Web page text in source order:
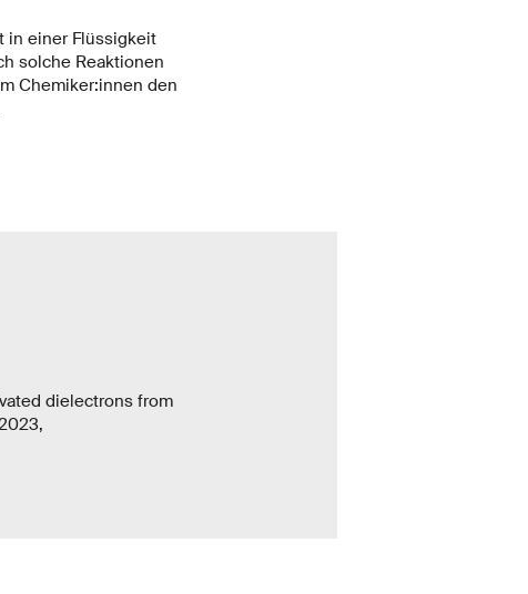
in einer Flüssigkeit
solche Reaktionen
Chemiker:innen den
dielectrons from